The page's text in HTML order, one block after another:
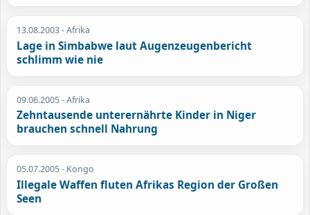
13.08.2003- Afrika
Lage in Simbabwe laut Augenzeugenbericht
schlimm wie nie
09.06.2005- Afrika
Zehntausende unterernährte Kinder in Niger
brauchen schnell Nahrung
05.07.2005- Kongo
Illegale Waffen fluten Afrikas Region der Großen
Seen